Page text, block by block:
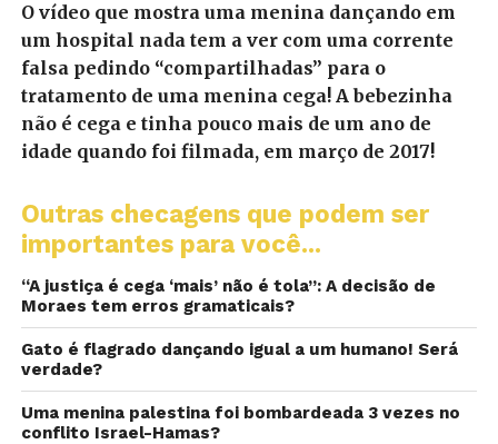
O vídeo que mostra uma menina dançando em
um hospital nada tem a ver com uma corrente
falsa pedindo “compartilhadas” para o
tratamento de uma menina cega! A bebezinha
não é cega e tinha pouco mais de um ano de
idade quando foi filmada, em março de 2017!
Outras checagens que podem ser
importantes para você...
“A justiça é cega ‘mais’ não é tola”: A decisão de
Moraes tem erros gramaticais?
Gato é flagrado dançando igual a um humano! Será
verdade?
Uma menina palestina foi bombardeada 3 vezes no
conflito Israel-Hamas?